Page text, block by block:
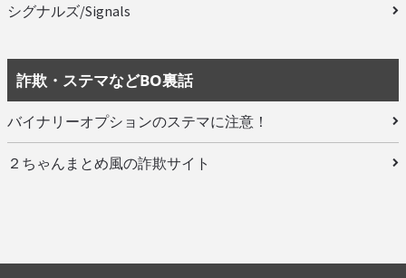
シグナルズ/Signals
詐欺・ステマなどBO裏話
バイナリーオプションのステマに注意！
２ちゃんまとめ風の詐欺サイト